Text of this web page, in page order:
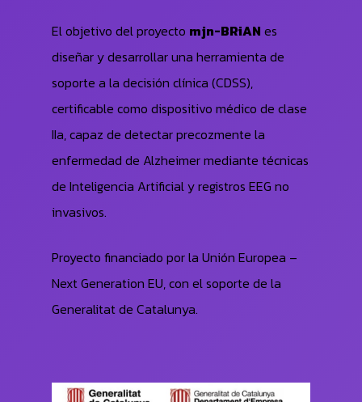
El objetivo del proyecto mjn-BRiAN es
diseñar y desarrollar una herramienta de
soporte a la decisión clínica (CDSS),
certificable como dispositivo médico de clase
IIa, capaz de detectar precozmente la
enfermedad de Alzheimer mediante técnicas
de Inteligencia Artificial y registros EEG no
invasivos.
Proyecto financiado por la Unión Europea –
Next Generation EU, con el soporte de la
Generalitat de Catalunya.